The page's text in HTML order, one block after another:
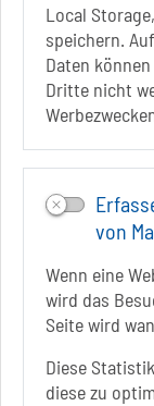
Local
speichern.
Daten
Dritte nicht
von
Wenn eine
wird das
Seite wird
Diese
diese zu
Sie befinden